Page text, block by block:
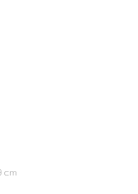
cm